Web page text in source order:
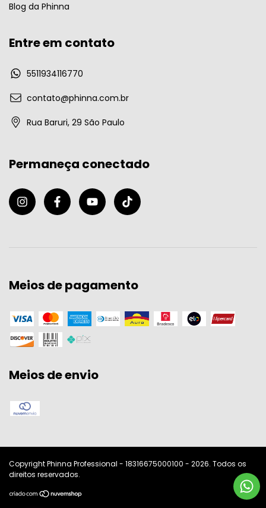
Blog da Phinna
Entre em contato
5511934116770
contato@phinna.com.br
Rua Baruri, 29 São Paulo
Permaneça conectado
Meios de pagamento
Meios de envio
Copyright Phinna Professional - 18316675000100 - 2026. Todos os
direitos reservados.